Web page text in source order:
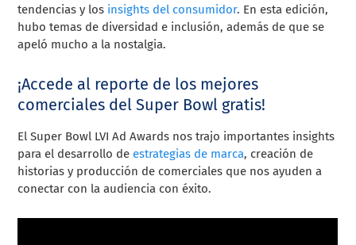
tendencias y los insights del consumidor. En esta edición,
hubo temas de diversidad e inclusión, además de que se
apeló mucho a la nostalgia.
¡Accede al reporte de los mejores
comerciales del Super Bowl gratis!
El Super Bowl LVI Ad Awards nos trajo importantes insights
para el desarrollo de estrategias de marca, creación de
historias y producción de comerciales que nos ayuden a
conectar con la audiencia con éxito.